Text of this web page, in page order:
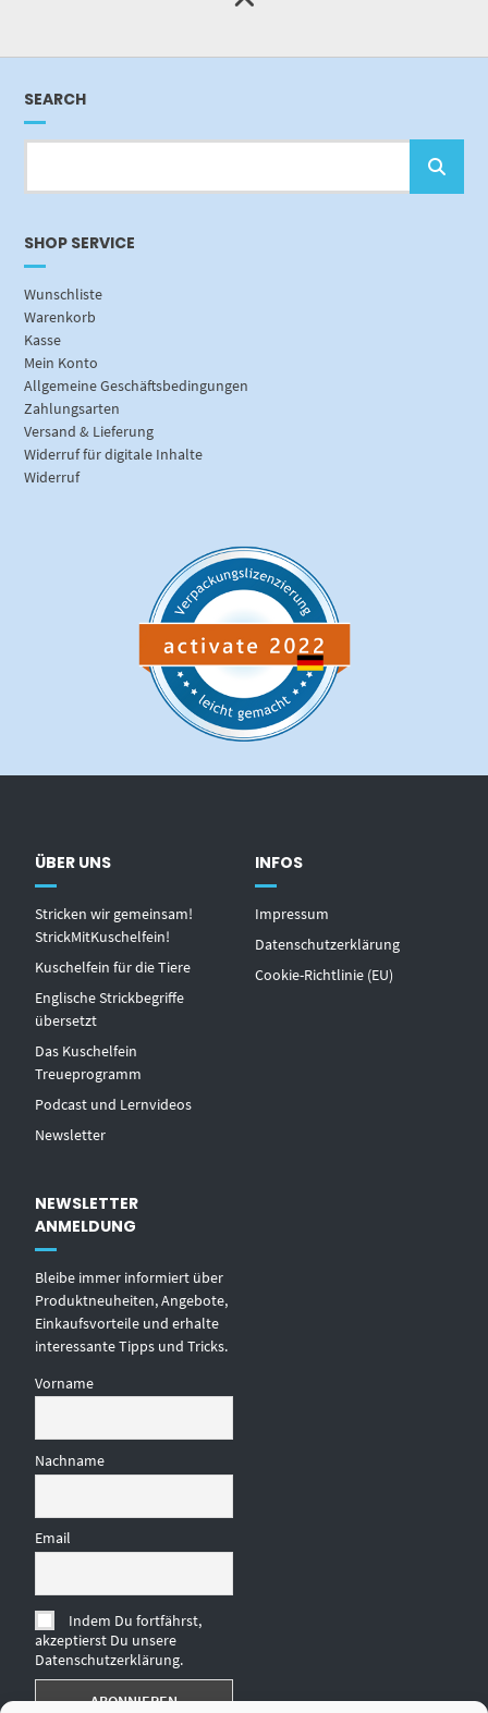
SEARCH
SHOP SERVICE
Wunschliste
Warenkorb
Kasse
Mein Konto
Allgemeine Geschäftsbedingungen
Zahlungsarten
Versand & Lieferung
Widerruf für digitale Inhalte
Widerruf
ÜBER UNS
Stricken wir gemeinsam!
StrickMitKuschelfein!
Kuschelfein für die Tiere
Englische Strickbegriffe
übersetzt
Das Kuschelfein
Treueprogramm
Podcast und Lernvideos
Newsletter
INFOS
Impressum
Datenschutzerklärung
Cookie-Richtlinie (EU)
NEWSLETTER
ANMELDUNG
Bleibe immer informiert über
Produktneuheiten, Angebote,
Einkaufsvorteile und erhalte
interessante Tipps und Tricks.
Vorname
Nachname
Email
Indem Du fortfährst,
akzeptierst Du unsere
Datenschutzerklärung.